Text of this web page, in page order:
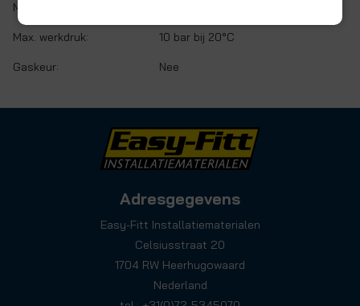
Max. werktemp.:
Max. werkdruk: 10 bar bij 20°C
Gaskeur: Nee
Adresgegevens
Easy-Fitt Installatiematerialen
Celsiusstraat 20
1704 RW Heerhugowaard
Nederland